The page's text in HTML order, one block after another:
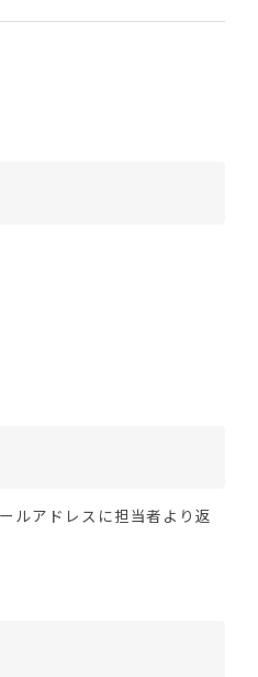
ルアドレスに担当者より返